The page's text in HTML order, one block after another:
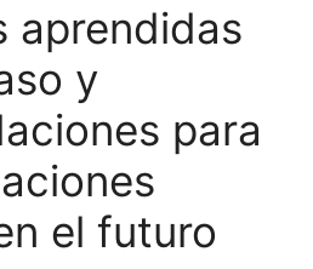
aprendidas
y
para
el futuro